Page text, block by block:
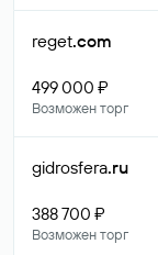
reget.com
499 000 ₽
Возможен торг
gidrosfera.ru
388 700 ₽
Возможен торг